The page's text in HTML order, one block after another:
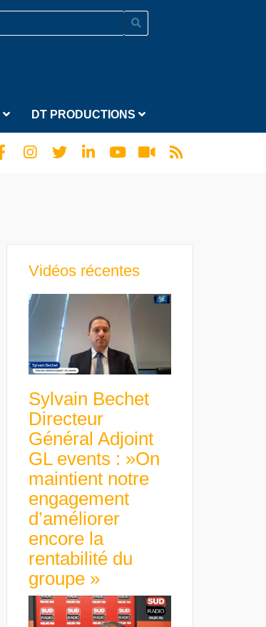
DT PRODUCTIONS
Vidéos récentes
Sylvain Bechet
Directeur
Général Adjoint
GL events : »On
maintient notre
engagement
d’améliorer
encore la
rentabilité du
groupe »